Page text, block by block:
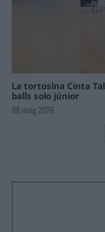
La tortosina Cinta
balls solo júnior
08 maig 2026